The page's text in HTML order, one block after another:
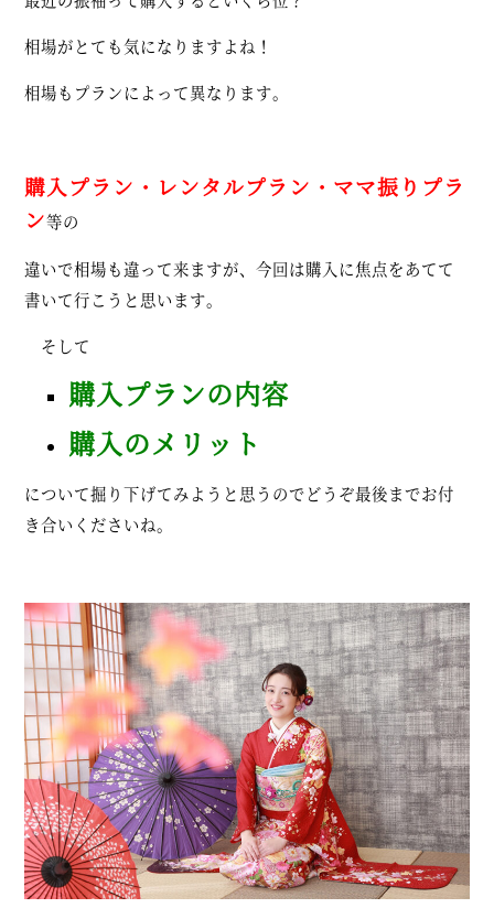
相場がとても気になりますよね！
相場もプランによって異なります。
購入プラン・レンタルプラン・ママ振りプラ
ン等の
違いで相場も違って来ますが、今回は購入に焦点をあてて
書いて行こうと思います。
そして
購入プランの内容
購入のメリット
について掘り下げてみようと思うのでどうぞ最後までお付
き合いくださいね。